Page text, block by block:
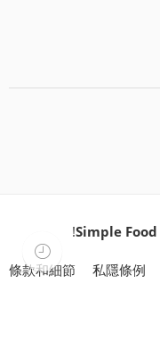
Simple Food
私隱條例
條款和細節